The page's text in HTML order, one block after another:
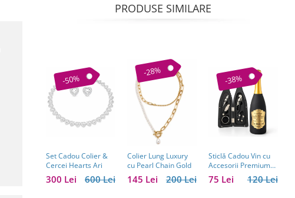
PRODUSE SIMILARE
-50%
Set Cadou Colier &
Cercei Hearts Ari
600 Lei
300 Lei
-28%
Colier Lung Luxury
cu Pearl Chain Gold
200 Lei
145 Lei
-38%
Sticlă Cadou Vin cu
Accesorii Premium
Personalizată – Set
Elegant pentru120 Lei
75 Lei